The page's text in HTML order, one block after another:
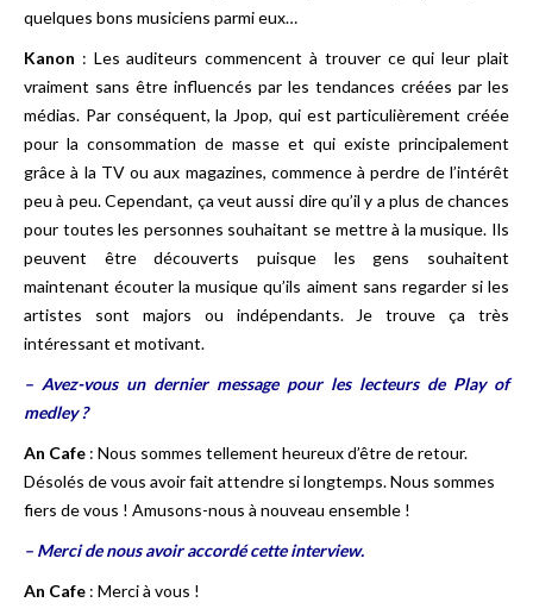
quelques bons musiciens parmi eux…
Kanon : Les auditeurs commencent à trouver ce qui leur plait
vraiment sans être influencés par les tendances créées par les
médias. Par conséquent, la Jpop, qui est particulièrement créée
pour la consommation de masse et qui existe principalement
grâce à la TV ou aux magazines, commence à perdre de l’intérêt
peu à peu. Cependant, ça veut aussi dire qu’il y a plus de chances
pour toutes les personnes souhaitant se mettre à la musique. Ils
peuvent être découverts puisque les gens souhaitent
maintenant écouter la musique qu’ils aiment sans regarder si les
artistes sont majors ou indépendants. Je trouve ça très
intéressant et motivant.
– Avez-vous un dernier message pour les lecteurs de Play of
medley ?
An Cafe : Nous sommes tellement heureux d’être de retour.
Désolés de vous avoir fait attendre si longtemps. Nous sommes
fiers de vous ! Amusons-nous à nouveau ensemble !
– Merci de nous avoir accordé cette interview.
An Cafe : Merci à vous !